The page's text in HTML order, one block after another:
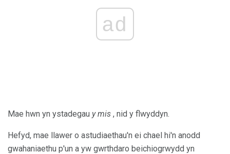
ad
Mae hwn yn ystadegau y mis , nid y flwyddyn.
Hefyd, mae llawer o astudiaethau'n ei chael hi'n anodd
gwahaniaethu p'un a yw gwrthdaro beichiogrwydd yn